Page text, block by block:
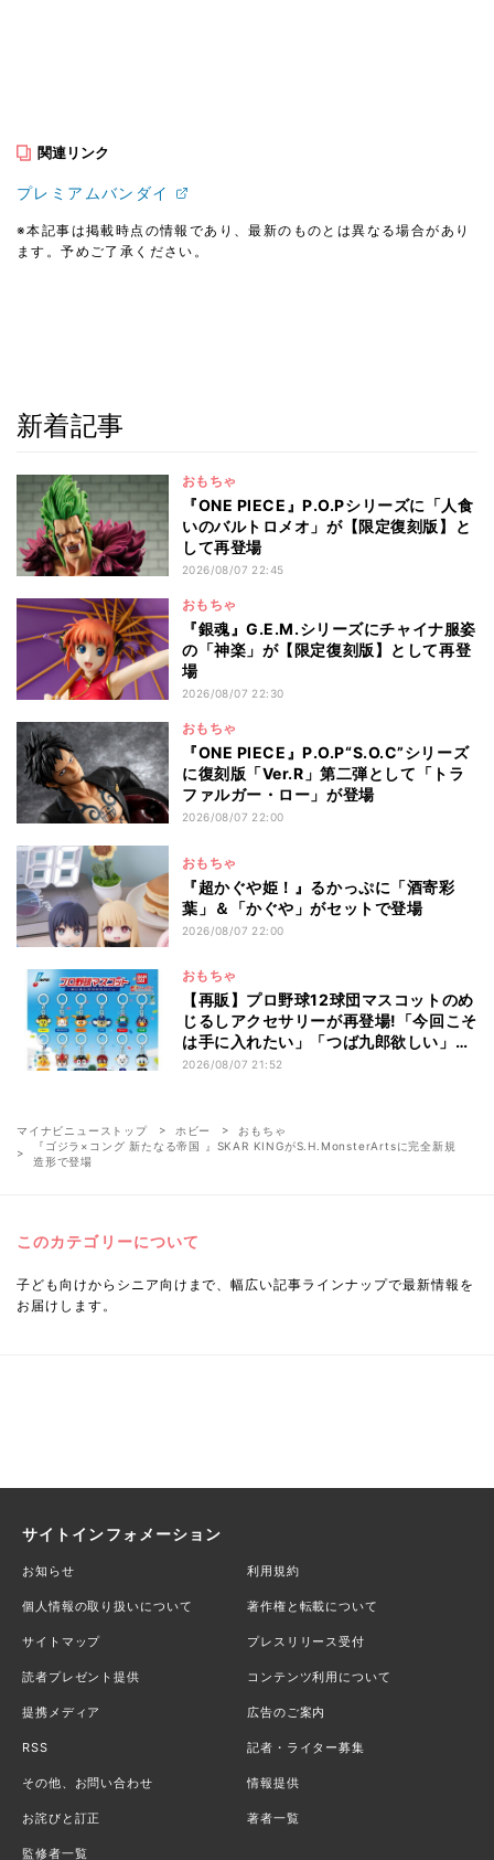
関連リンク
プレミアムバンダイ
※本記事は掲載時点の情報であり、最新のものとは異なる場合があり
ます。予めご了承ください。
新着記事
おもちゃ
『ONE PIECE』P.O.Pシリーズに「人食
いのバルトロメオ」が【限定復刻版】と
して再登場
2026/08/07 22:45
おもちゃ
『銀魂』G.E.M.シリーズにチャイナ服姿
の「神楽」が【限定復刻版】として再登
場
2026/08/07 22:30
おもちゃ
『ONE PIECE』P.O.P“S.O.C”シリーズ
に復刻版「Ver.R」第二弾として「トラ
ファルガー・ロー」が登場
2026/08/07 22:00
おもちゃ
『超かぐや姫！』るかっぷに「酒寄彩
葉」＆「かぐや」がセットで登場
2026/08/07 22:00
おもちゃ
【再販】プロ野球12球団マスコットのめ
じるしアクセサリーが再登場!「今回こそ
は手に入れたい」「つば九郎欲しい」と
話題
2026/08/07 21:52
マイナビニューストップ ホビー
おもちゃ
『ゴジラ×コング 新たなる帝国 』SKAR KINGがS.H.MonsterArtsに完全新規
造形で登場
このカテゴリーについて
子ども向けからシニア向けまで、幅広い記事ラインナップで最新情報を
お届けします。
サイトインフォメーション
お知らせ 利用規約
個人情報の取り扱いについて 著作権と転載について
サイトマップ プレスリリース受付
読者プレゼント提供 コンテンツ利用について
提携メディア 広告のご案内
RSS 記者・ライター募集
その他、お問い合わせ 情報提供
お詫びと訂正 著者一覧
監修者一覧